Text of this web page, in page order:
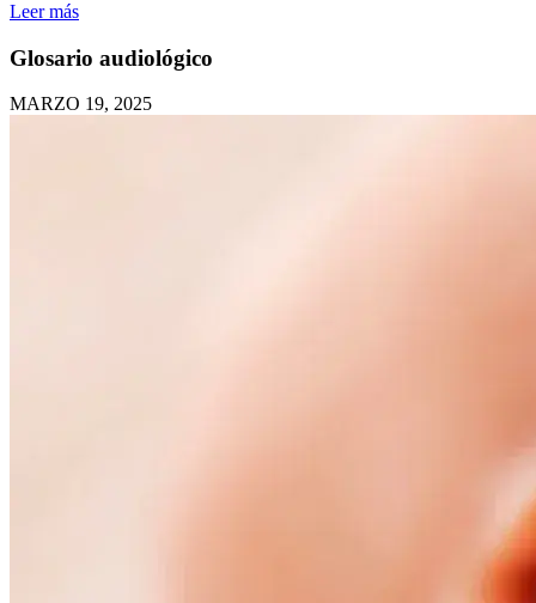
Leer más
Glosario audiológico
MARZO 19, 2025